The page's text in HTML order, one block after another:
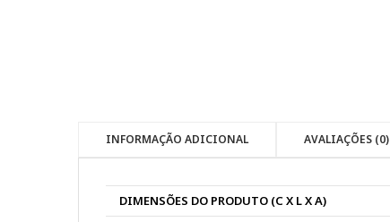
INFORMAÇÃO ADICIONAL AVALIAÇÕES (0)
DIMENSÕES DO PRODUTO (C X L X A)